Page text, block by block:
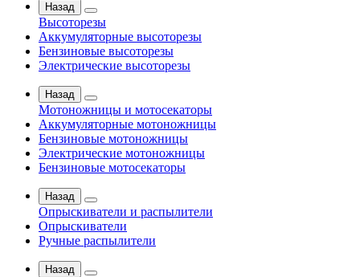
Назад
Высоторезы
Аккумуляторные высоторезы
Бензиновые высоторезы
Электрические высоторезы
Назад
Мотоножницы и мотосекаторы
Аккумуляторные мотоножницы
Бензиновые мотоножницы
Электрические мотоножницы
Бензиновые мотосекаторы
Назад
Опрыскиватели и распылители
Опрыскиватели
Ручные распылители
Назад